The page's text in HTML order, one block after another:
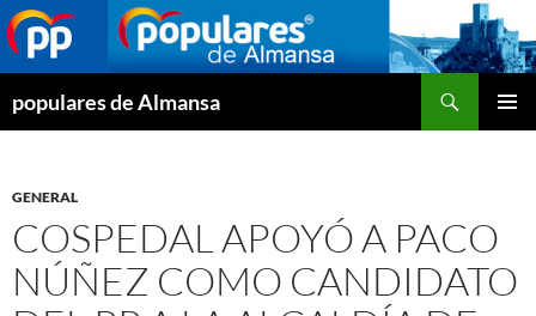
populares de Almansa
GENERAL
COSPEDAL APOYÓ A PACO
NÚÑEZ COMO CANDIDATO